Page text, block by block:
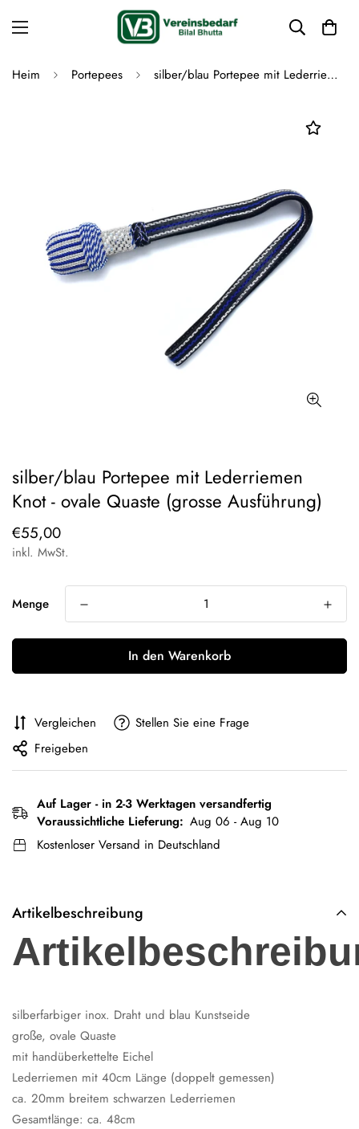
Heim Portepees silber/blau Portepee mit Lederriemen Knot - ovale Quaste (grosse Ausführung)
silber/blau Portepee mit Lederriemen
Knot - ovale Quaste (grosse Ausführung)
Regulärer
Preis
€55,00
inkl. MwSt.
Menge
In den Warenkorb
Vergleichen
Stellen Sie eine Frage
Freigeben
Auf Lager - in 2-3 Werktagen versandfertig
Voraussichtliche Lieferung: Aug 06 - Aug 10
Kostenloser Versand in Deutschland
Artikelbeschreibung
silberfarbiger inox. Draht und blau Kunstseide
große, ovale Quaste
mit handüberkettelte Eichel
Lederriemen mit 40cm Länge (doppelt gemessen)
ca. 20mm breitem schwarzen Lederriemen
Gesamtlänge: ca. 48cm